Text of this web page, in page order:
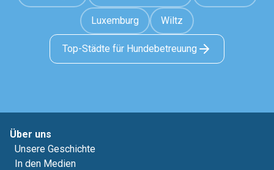
Luxemburg Wiltz
Top-Städte für Hundebetreuung
Über uns
Unsere Geschichte
In den Medien